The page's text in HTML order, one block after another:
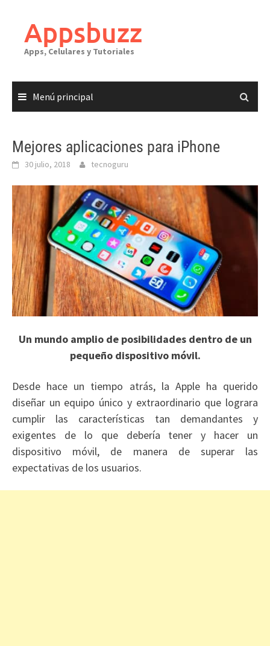
contenidoAppsbuzz
Apps, Celulares y Tutoriales
Menú principal
Mejores aplicaciones para iPhone
30 julio, 2018 tecnoguru
Un mundo amplio de posibilidades dentro de un
pequeño dispositivo móvil.
Desde hace un tiempo atrás, la Apple ha querido
diseñar un equipo único y extraordinario que lograra
cumplir las características tan demandantes y
exigentes de lo que debería tener y hacer un
dispositivo móvil, de manera de superar las
expectativas de los usuarios.